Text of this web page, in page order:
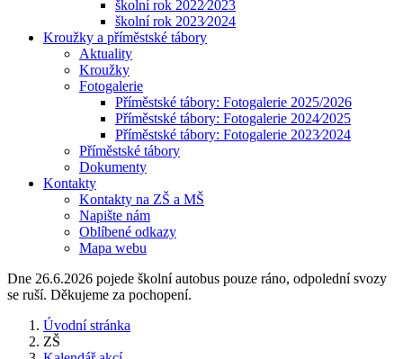
školní rok 2022⁄2023
školní rok 2023⁄2024
Kroužky a příměstské tábory
Aktuality
Kroužky
Fotogalerie
Příměstské tábory: Fotogalerie 2025/2026
Příměstské tábory: Fotogalerie 2024⁄2025
Příměstské tábory: Fotogalerie 2023⁄2024
Příměstské tábory
Dokumenty
Kontakty
Kontakty na ZŠ a MŠ
Napište nám
Oblíbené odkazy
Mapa webu
Dne 26.6.2026 pojede školní autobus pouze ráno, odpolední svozy
se ruší. Děkujeme za pochopení.
Úvodní stránka
ZŠ